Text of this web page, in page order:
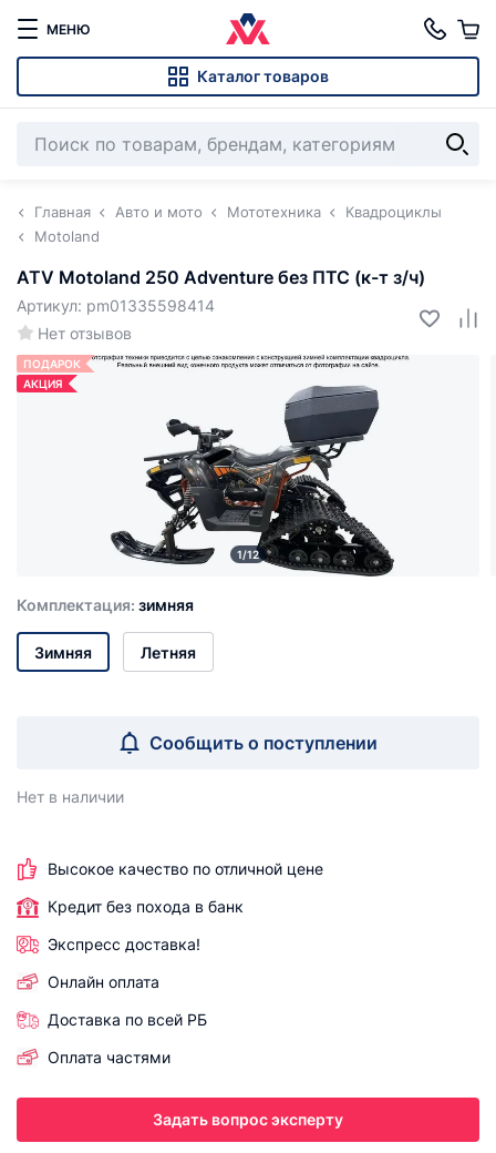
МЕНЮ
Каталог товаров
Главная Авто и мото Мототехника
Квадроциклы
Motoland
ATV Motoland 250 Adventure без ПТС (к-т з/ч)
Нет отзывов
Артикул: pm01335598414
ПОДАРОК
АКЦИЯ
1/12
Комплектация: зимняя
Зимняя Летняя
Сообщить о поступлении
Нет в наличии
Высокое качество по отличной цене
Кредит без похода в банк
Экспресс доставка!
Онлайн оплата
Доставка по всей РБ
Оплата частями
Задать вопрос эксперту